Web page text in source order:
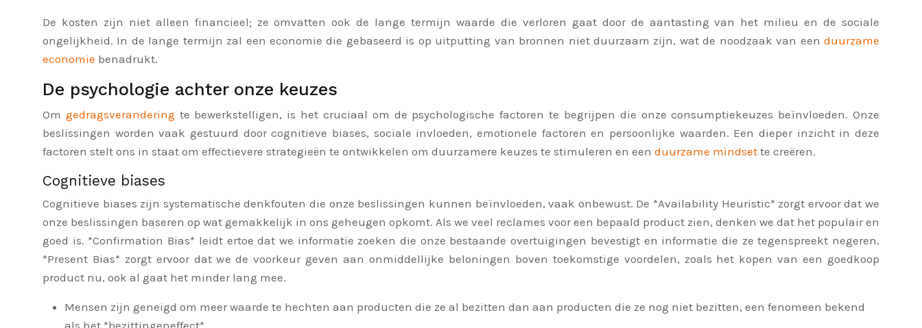
De kosten zijn niet alleen financieel; ze omvatten ook de lange termijn waarde die verloren gaat door de aantasting van het milieu en de sociale
ongelijkheid. In de lange termijn zal een economie die gebaseerd is op uitputting van bronnen niet duurzaam zijn, wat de noodzaak van een duurzame
economie benadrukt.
De psychologie achter onze keuzes
Om gedragsverandering te bewerkstelligen, is het cruciaal om de psychologische factoren te begrijpen die onze consumptiekeuzes beïnvloeden. Onze
beslissingen worden vaak gestuurd door cognitieve biases, sociale invloeden, emotionele factoren en persoonlijke waarden. Een dieper inzicht in deze
factoren stelt ons in staat om effectievere strategieën te ontwikkelen om duurzamere keuzes te stimuleren en een duurzame mindset te creëren.
Cognitieve biases
Cognitieve biases zijn systematische denkfouten die onze beslissingen kunnen beïnvloeden, vaak onbewust. De *Availability Heuristic* zorgt ervoor dat we
onze beslissingen baseren op wat gemakkelijk in ons geheugen opkomt. Als we veel reclames voor een bepaald product zien, denken we dat het populair en
goed is. *Confirmation Bias* leidt ertoe dat we informatie zoeken die onze bestaande overtuigingen bevestigt en informatie die ze tegenspreekt negeren.
*Present Bias* zorgt ervoor dat we de voorkeur geven aan onmiddellijke beloningen boven toekomstige voordelen, zoals het kopen van een goedkoop
product nu, ook al gaat het minder lang mee.
Mensen zijn geneigd om meer waarde te hechten aan producten die ze al bezitten dan aan producten die ze nog niet bezitten, een fenomeen bekend
als het *bezittingeneffect*.